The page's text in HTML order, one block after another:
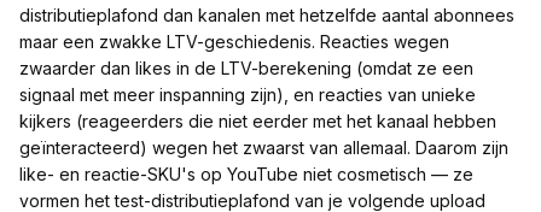
distributieplafond dan kanalen met hetzelfde aantal abonnees
maar een zwakke LTV-geschiedenis. Reacties wegen
zwaarder dan likes in de LTV-berekening (omdat ze een
signaal met meer inspanning zijn), en reacties van unieke
kijkers (reageerders die niet eerder met het kanaal hebben
geïnteracteerd) wegen het zwaarst van allemaal. Daarom zijn
like- en reactie-SKU's op YouTube niet cosmetisch — ze
vormen het test-distributieplafond van je volgende upload